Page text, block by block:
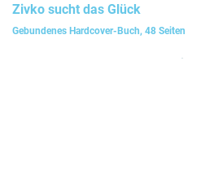
Zivko sucht das Glück
Gebundenes Hardcover-Buch, 48 Seiten